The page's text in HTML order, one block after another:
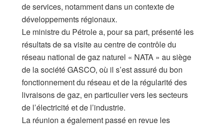
de services, notamment dans un contexte de
développements régionaux.
Le ministre du Pétrole a, pour sa part, présenté les
résultats de sa visite au centre de contrôle du
réseau national de gaz naturel « NATA » au siège
de la société GASCO, où il s’est assuré du bon
fonctionnement du réseau et de la régularité des
livraisons de gaz, en particulier vers les secteurs
de l’électricité et de l’industrie.
La réunion a également passé en revue les